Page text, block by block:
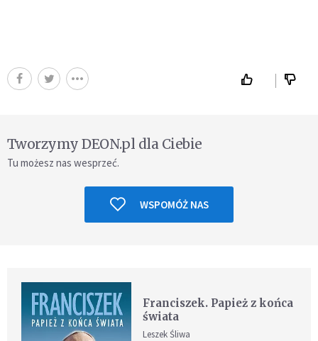
Tworzymy DEON.pl dla Ciebie
Tu możesz nas wesprzeć.
WSPOMÓŻ NAS
Franciszek. Papież z końca
świata
Leszek Śliwa